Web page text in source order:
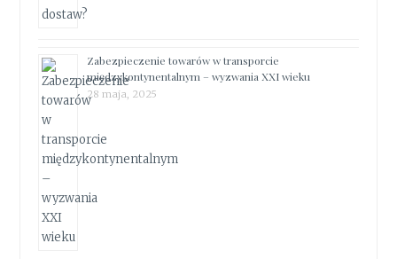
Zabezpieczenie towarów w transporcie
międzykontynentalnym – wyzwania XXI wieku
28 maja, 2025